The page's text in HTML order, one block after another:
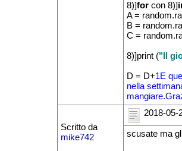
8)]for con 8)]
A =
B =
C =
8)]print ("Il
D = D+1E
nella
mangiare.
Scritto da
mike742
2018-05-
scusate ma